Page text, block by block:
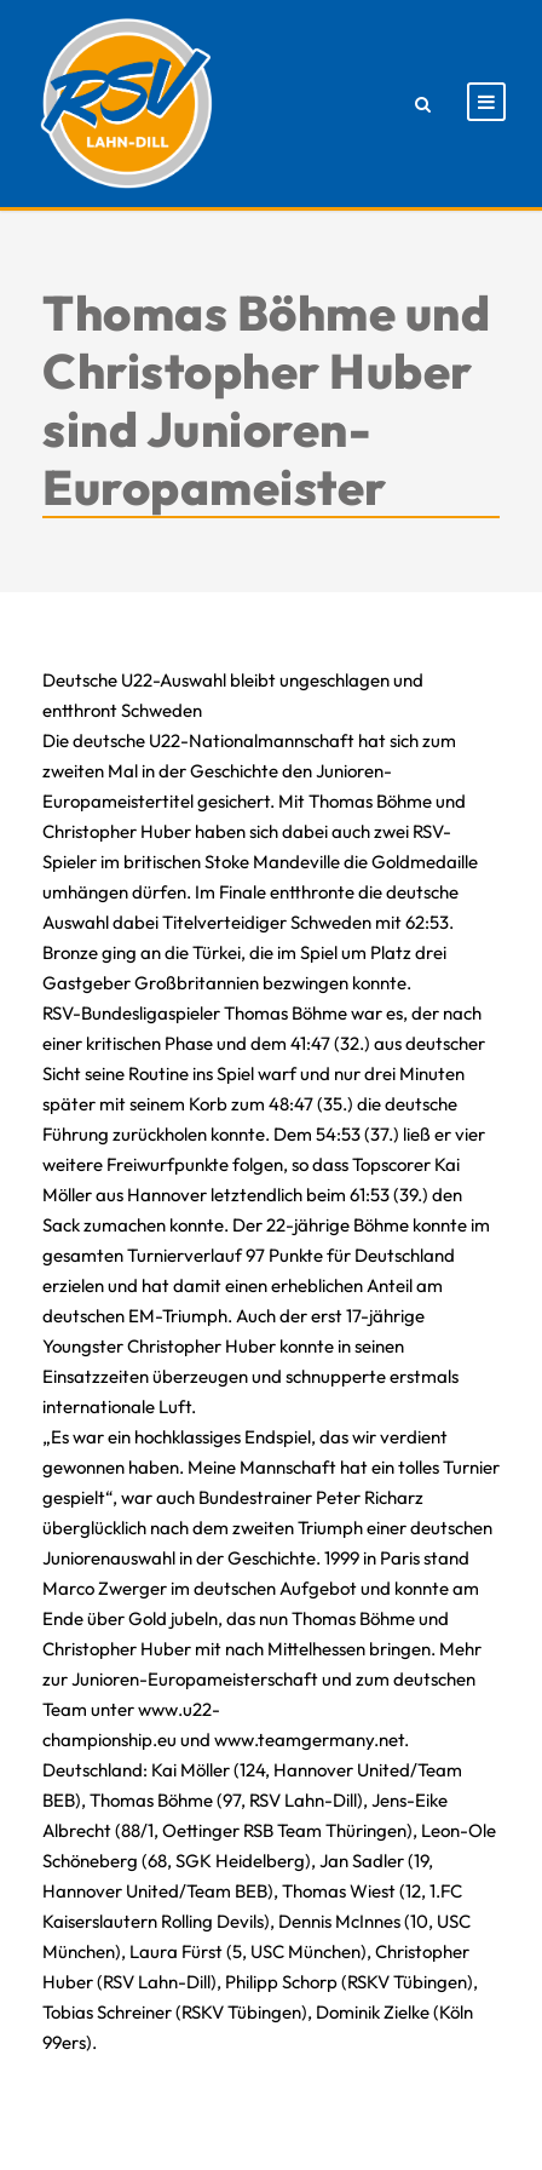
Thomas Böhme und
Christopher Huber
sind Junioren-
Europameister
Deutsche U22-Auswahl bleibt ungeschlagen und
entthront Schweden
Die deutsche U22-Nationalmannschaft hat sich zum
zweiten Mal in der Geschichte den Junioren-
Europameistertitel gesichert. Mit Thomas Böhme und
Christopher Huber haben sich dabei auch zwei RSV-
Spieler im britischen Stoke Mandeville die Goldmedaille
umhängen dürfen. Im Finale entthronte die deutsche
Auswahl dabei Titelverteidiger Schweden mit 62:53.
Bronze ging an die Türkei, die im Spiel um Platz drei
Gastgeber Großbritannien bezwingen konnte.
RSV-Bundesligaspieler Thomas Böhme war es, der nach
einer kritischen Phase und dem 41:47 (32.) aus deutscher
Sicht seine Routine ins Spiel warf und nur drei Minuten
später mit seinem Korb zum 48:47 (35.) die deutsche
Führung zurückholen konnte. Dem 54:53 (37.) ließ er vier
weitere Freiwurfpunkte folgen, so dass Topscorer Kai
Möller aus Hannover letztendlich beim 61:53 (39.) den
Sack zumachen konnte. Der 22-jährige Böhme konnte im
gesamten Turnierverlauf 97 Punkte für Deutschland
erzielen und hat damit einen erheblichen Anteil am
deutschen EM-Triumph. Auch der erst 17-jährige
Youngster Christopher Huber konnte in seinen
Einsatzzeiten überzeugen und schnupperte erstmals
internationale Luft.
„Es war ein hochklassiges Endspiel, das wir verdient
gewonnen haben. Meine Mannschaft hat ein tolles Turnier
gespielt“, war auch Bundestrainer Peter Richarz
überglücklich nach dem zweiten Triumph einer deutschen
Juniorenauswahl in der Geschichte. 1999 in Paris stand
Marco Zwerger im deutschen Aufgebot und konnte am
Ende über Gold jubeln, das nun Thomas Böhme und
Christopher Huber mit nach Mittelhessen bringen. Mehr
zur Junioren-Europameisterschaft und zum deutschen
Team unterwww.u22-
championship.eu und www.teamgermany.net.
Deutschland: Kai Möller (124, Hannover United/Team
BEB), Thomas Böhme (97, RSV Lahn-Dill), Jens-Eike
Albrecht (88/1, Oettinger RSB Team Thüringen), Leon-Ole
Schöneberg (68, SGK Heidelberg), Jan Sadler (19,
Hannover United/Team BEB), Thomas Wiest (12, 1.FC
Kaiserslautern Rolling Devils), Dennis McInnes (10, USC
München), Laura Fürst (5, USC München), Christopher
Huber (RSV Lahn-Dill), Philipp Schorp (RSKV Tübingen),
Tobias Schreiner (RSKV Tübingen), Dominik Zielke (Köln
99ers).